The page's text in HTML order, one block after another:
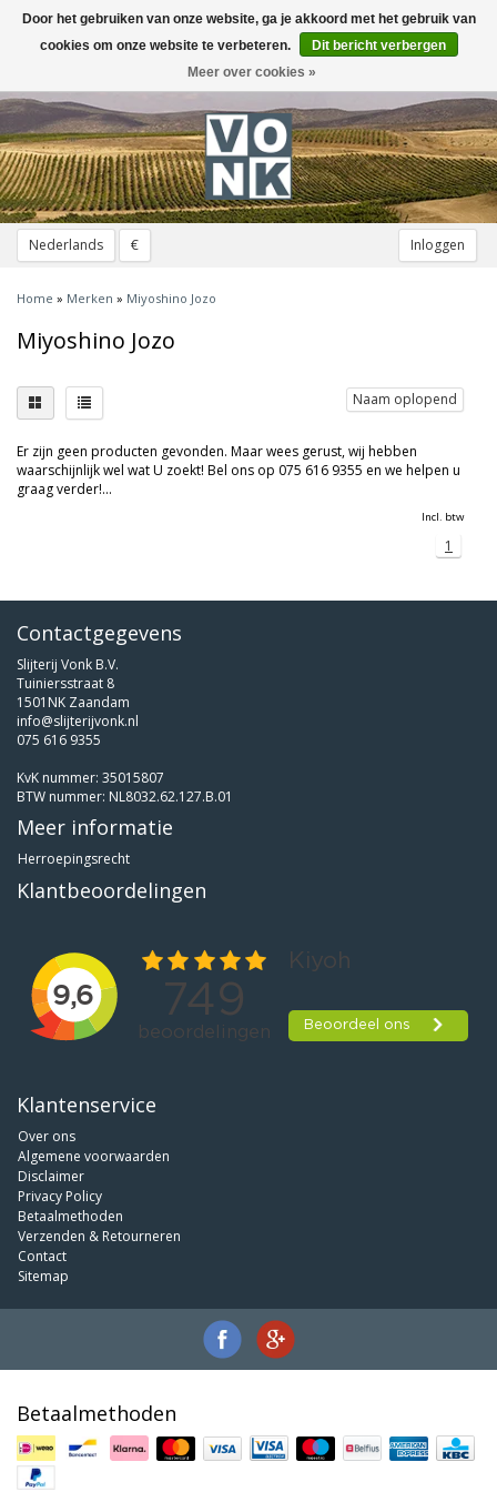
Nederlands € Inloggen
Toggle
navigation
Home » Merken » Miyoshino Jozo
Miyoshino Jozo
Naam oplopend
Er zijn geen producten gevonden. Maar wees gerust, wij hebben
waarschijnlijk wel wat U zoekt! Bel ons op 075 616 9355 en we helpen u
graag verder!...
Incl. btw
1
Contactgegevens
Slijterij Vonk B.V.
Tuiniersstraat 8
1501NK Zaandam
info@slijterijvonk.nl
075 616 9355
KvK nummer: 35015807
BTW nummer: NL8032.62.127.B.01
Meer informatie
Herroepingsrecht
Klantbeoordelingen
Klantenservice
Over ons
Algemene voorwaarden
Disclaimer
Privacy Policy
Betaalmethoden
Verzenden & Retourneren
Contact
Sitemap
Betaalmethoden
Door het gebruiken van onze website, ga je akkoord met het gebruik van
cookies om onze website te verbeteren.
Dit bericht verbergen
Meer over cookies »